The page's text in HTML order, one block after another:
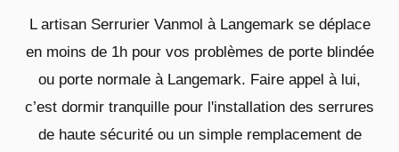
L artisan Serrurier Vanmol à Langemark se déplace
en moins de 1h pour vos problèmes de porte blindée
ou porte normale à Langemark. Faire appel à lui,
c’est dormir tranquille pour l'installation des serrures
de haute sécurité ou un simple remplacement de